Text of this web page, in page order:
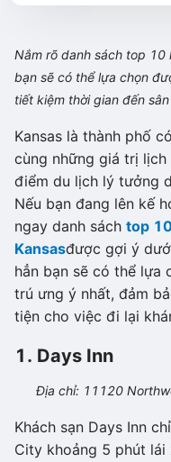
Nắm rõ danh sách top 10
bạn sẽ có thể lựa chọn
tiết kiệm thời gian đến
Kansas là thành phố
cùng những giá trị
điểm du lịch lý tưởng
Nếu bạn đang lên kế
ngay danh sách top
Kansasđược gợi ý
hẳn bạn sẽ có thể lựa
trú ưng ý nhất, đảm
tiện cho việc đi lại
1. Days Inn
Địa chỉ: 11120
Khách sạn Days Inn
City khoảng 5 phút lái